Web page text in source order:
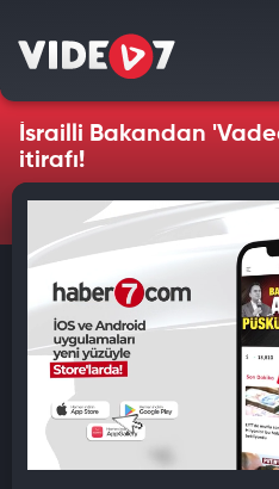
İsrailli Bakandan
itirafı!